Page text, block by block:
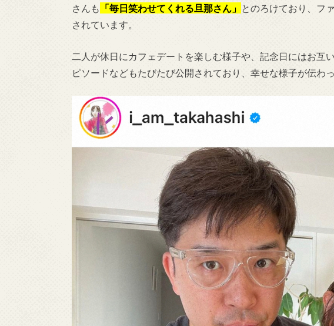
さんも 「毎日笑わせてくれる旦那さん」 とのろけており、フ
されています。
二人が休日にカフェデートを楽しむ様子や、記念日にはお互
ピソードなどもたびたび公開されており、幸せな様子が伝わっ